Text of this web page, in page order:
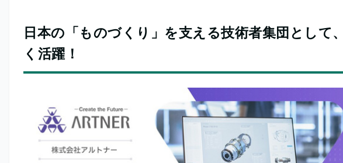
日本の「ものづくり」を支える技術者集団として
く活躍！